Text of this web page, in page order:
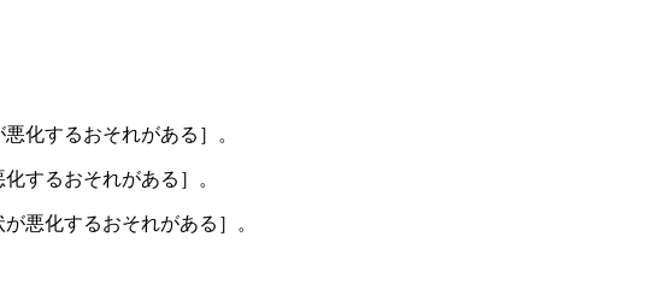
化するおそれがある］。
するおそれがある］。
悪化するおそれがある］。